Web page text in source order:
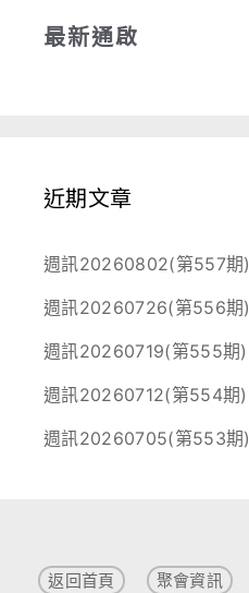
最新通啟
近期文章
週訊20260802(第557期)
週訊20260726(第556期)
週訊20260719(第555期)
週訊20260712(第554期)
週訊20260705(第553期)
返回首頁 聚會資訊